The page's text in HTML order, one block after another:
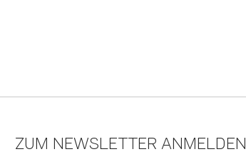
ZUM NEWSLETTER ANMELDEN